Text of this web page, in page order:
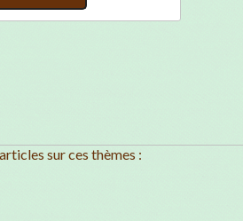
sur ces thèmes :